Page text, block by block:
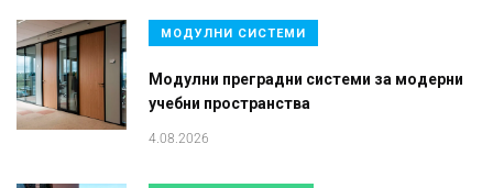
МОДУЛНИ СИСТЕМИ
Модулни преградни системи за модерни
учебни пространства
4.08.2026